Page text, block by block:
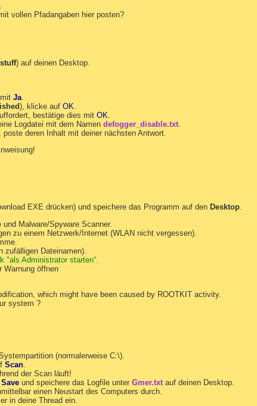
vollen Pfadangaben hier posten?
) auf deinen Desktop.
Ja
), klicke auf OK
bestätige dies mit OK
Logdatei mit dem Namen defogger_disable.txt
deren Inhalt mit deiner nächsten Antwort.
EXE drücken) und speichere das Programm auf den Desktop.
Malware/Spyware Scanner.
zu einem Netzwerk/Internet (WLAN nicht vergessen).
zufälligen Dateinamen).
"als Administrator starten".
Warnung öffnen
which might have been caused by ROOTKIT activity.
system ?
(normalerweise C:\).
Scan.
der Scan läuft!
Save und speichere das Logfile unter Gmer.txtauf deinen Desktop.
einen Neustart des Computers durch.
in deine Thread ein.